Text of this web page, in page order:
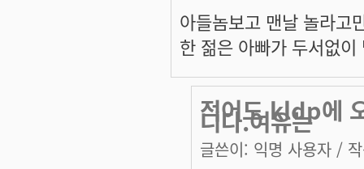
아들놈보고 맨날 놀라고
한 젊은 아빠가 두서없
적어도 kldp에
니다.여유는
글쓴이: 익명 사용자 /